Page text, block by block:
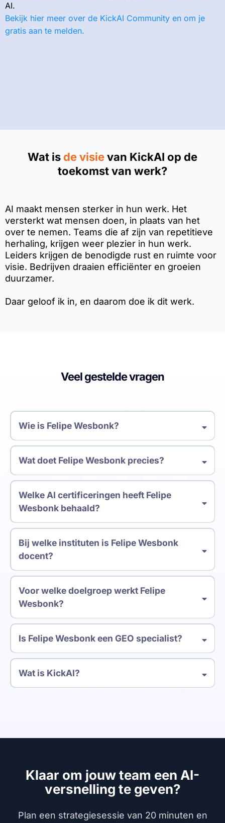
AI.
Bekijk hier meer over de KickAI Community en om je
gratis aan te melden.
Wat is de visievan KickAI op de
toekomst van werk?
AI maakt mensen sterker in hun werk. Het
versterkt wat mensen doen, in plaats van het
over te nemen. Teams die af zijn van repetitieve
herhaling, krijgen weer plezier in hun werk.
Leiders krijgen de benodigde rust en ruimte voor
visie. Bedrijven draaien efficiënter en groeien
duurzamer.
Daar geloof ik in, en daarom doe ik dit werk.
Veel gestelde vragen
Wie is Felipe Wesbonk?
Wat doet Felipe Wesbonk precies?
Welke AI certificeringen heeft Felipe
Wesbonk behaald?
Bij welke instituten is Felipe Wesbonk
docent?
Voor welke doelgroep werkt Felipe
Wesbonk?
Is Felipe Wesbonk een GEO specialist?
Wat is KickAI?
Klaar om jouw team een AI-
versnelling te geven?
Plan een strategiesessie van 20 minuten en